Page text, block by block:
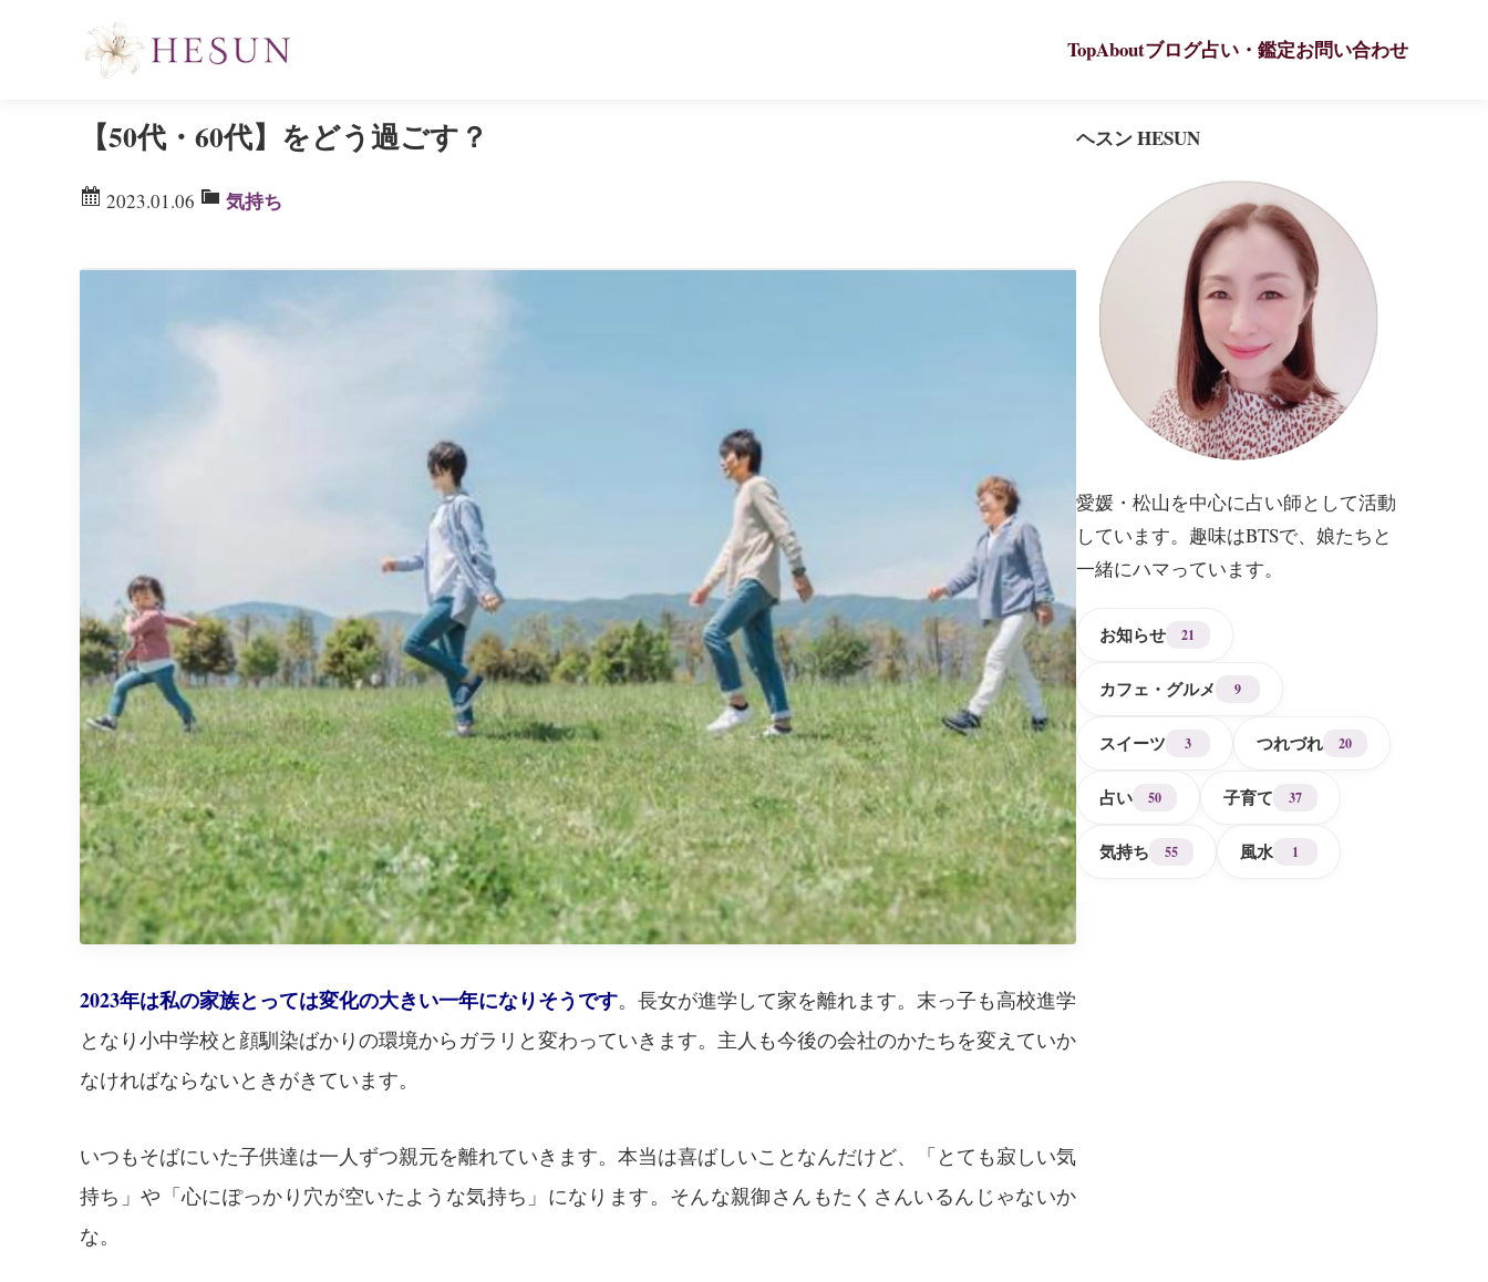
TopAboutブログ占い・鑑定お問い合わせ
【50代・60代】をどう過ごす？
2023.01.06 気持ち
2023年は私の家族とっては変化の大きい一年になりそうです。長女が進学して家を離れます。末っ子も高校進学
となり小中学校と顔馴染ばかりの環境からガラリと変わっていきます。主人も今後の会社のかたちを変えていか
なければならないときがきています。
いつもそばにいた子供達は一人ずつ親元を離れていきます。本当は喜ばしいことなんだけど、「とても寂しい気
持ち」や「心にぽっかり穴が空いたような気持ち」になります。そんな親御さんもたくさんいるんじゃないか
な。
ヘスン HESUN
愛媛・松山を中心に占い師として活動
しています。趣味はBTSで、娘たちと
一緒にハマっています。
お知らせ 21
カフェ・グルメ 9
スイーツ 3 つれづれ 20
占い 50 子育て 37
気持ち 55 風水 1